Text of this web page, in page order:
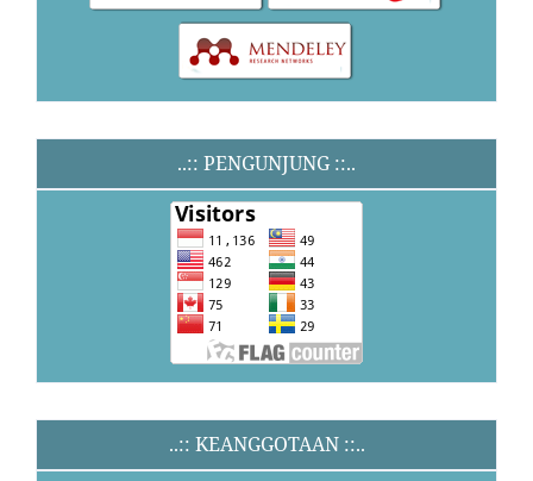
..:: PENGUNJUNG ::..
..:: KEANGGOTAAN ::..